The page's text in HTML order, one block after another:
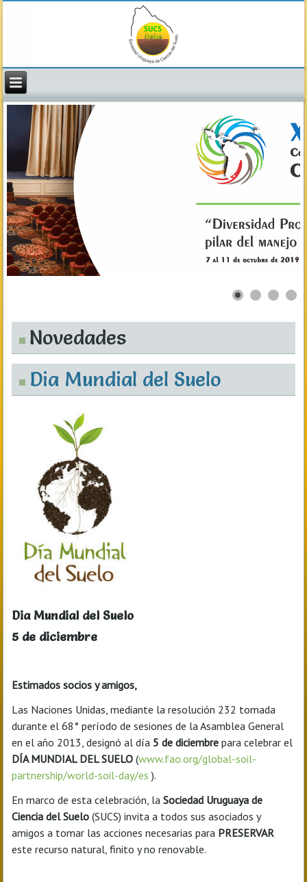
Novedades
Dia Mundial del Suelo
Dia Mundial del Suelo
5 de diciembre
Estimados socios y amigos,
Las Naciones Unidas, mediante la resolución 232 tomada
durante el 68° período de sesiones de la Asamblea General
en el año 2013, designó al día 5 de diciembre para celebrar el
DÍA MUNDIAL DEL SUELO (www.fao.org/global-soil-
partnership/world-soil-day/es ).
En marco de esta celebración, laSociedad Uruguaya de
Ciencia del Suelo (SUCS) invita a todos sus asociados y
amigos a tomar las acciones necesarias para PRESERVAR
este recurso natural, finito y no renovable.